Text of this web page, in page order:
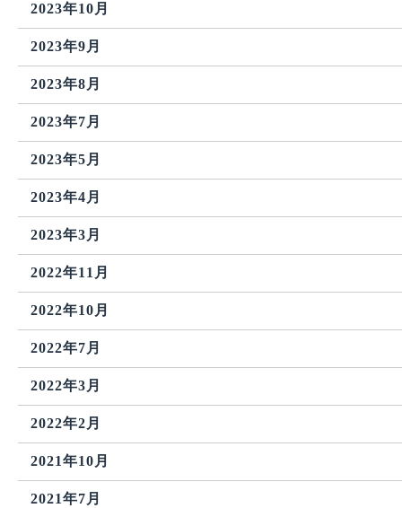
2023年10月
2023年9月
2023年8月
2023年7月
2023年5月
2023年4月
2023年3月
2022年11月
2022年10月
2022年7月
2022年3月
2022年2月
2021年10月
2021年7月